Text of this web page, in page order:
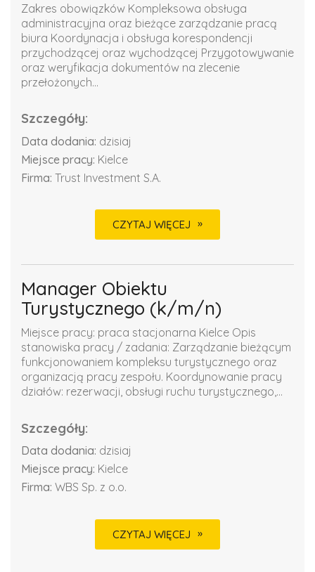
Zakres obowiązków Kompleksowa obsługa
administracyjna oraz bieżące zarządzanie pracą
biura Koordynacja i obsługa korespondencji
przychodzącej oraz wychodzącej Przygotowywanie
oraz weryfikacja dokumentów na zlecenie
przełożonych...
Szczegóły:
Data dodania: dzisiaj
Miejsce pracy: Kielce
Firma: Trust Investment S.A.
CZYTAJ WIĘCEJ
Manager Obiektu
Turystycznego (k/m/n)
Miejsce pracy: praca stacjonarna Kielce Opis
stanowiska pracy / zadania: Zarządzanie bieżącym
funkcjonowaniem kompleksu turystycznego oraz
organizacją pracy zespołu. Koordynowanie pracy
działów: rezerwacji, obsługi ruchu turystycznego,...
Szczegóły:
Data dodania: dzisiaj
Miejsce pracy: Kielce
Firma: WBS Sp. z o.o.
CZYTAJ WIĘCEJ